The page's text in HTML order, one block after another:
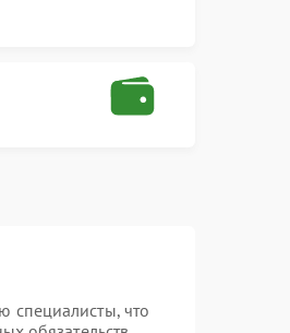
специалисты, что